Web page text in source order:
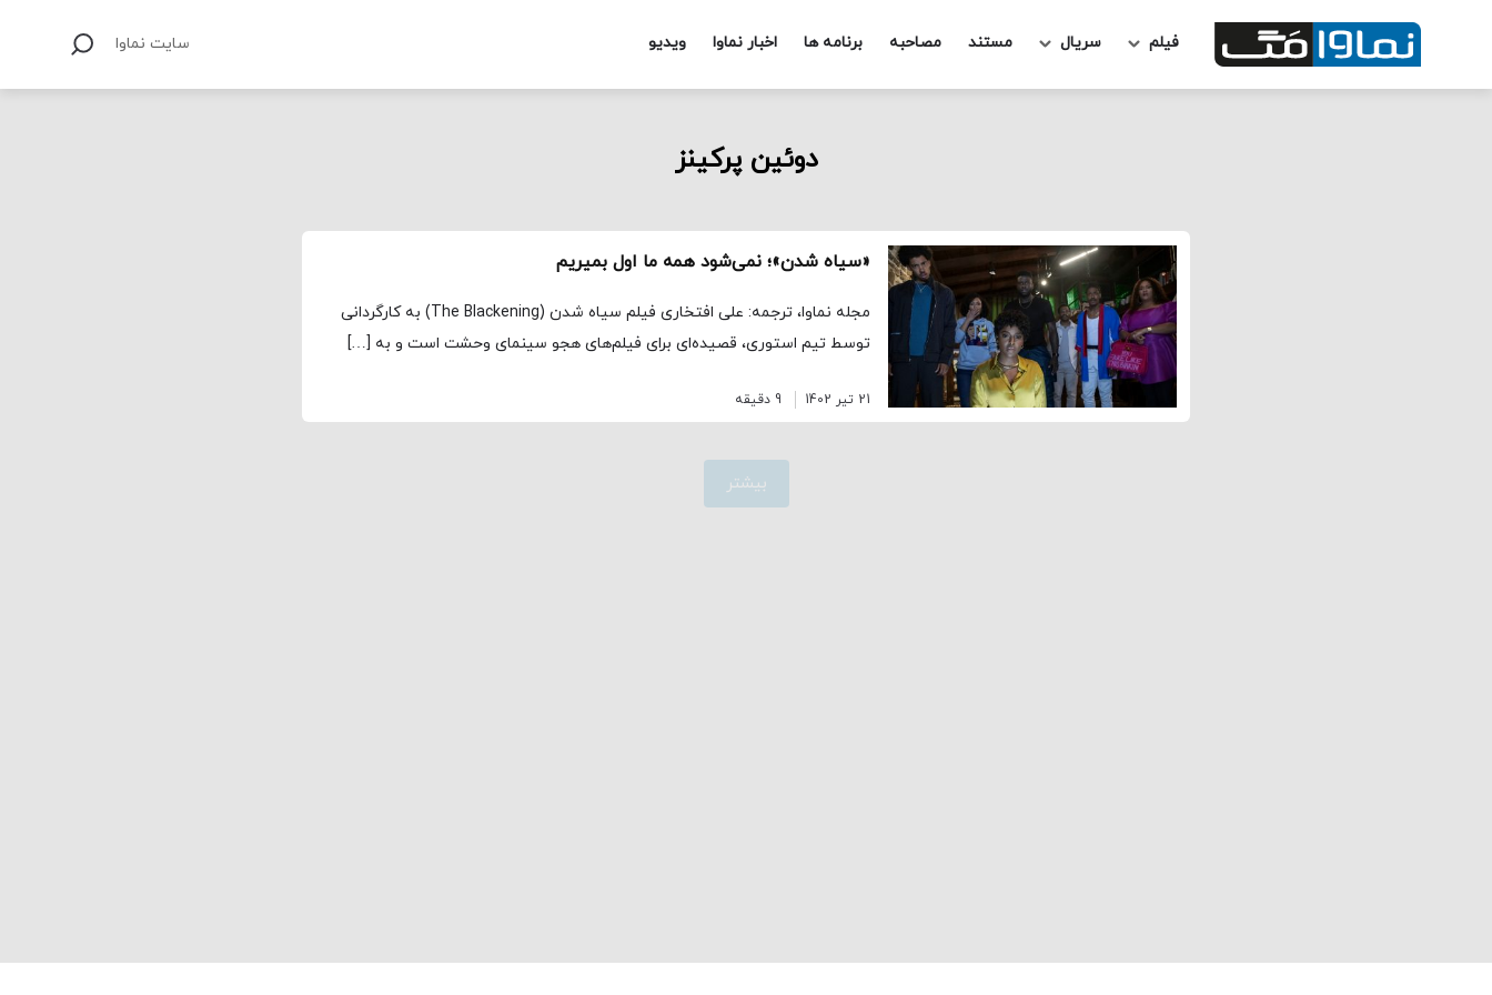
فیلم سریال مستند مصاحبه برنامه ها اخبار نماوا ویدیو سایت نماوا
دوئین پرکینز
«سیاه شدن»؛ نمی‌شود همه ما اول بمیریم
مجله نماوا، ترجمه: علی افتخاری فیلم سیاه شدن (The Blackening) به کارگردانی
توسط تیم استوری، قصیده‌ای برای فیلم‌های هجو سینمای وحشت است و به […]
21 تیر 1402 9 دقیقه
بیشتر